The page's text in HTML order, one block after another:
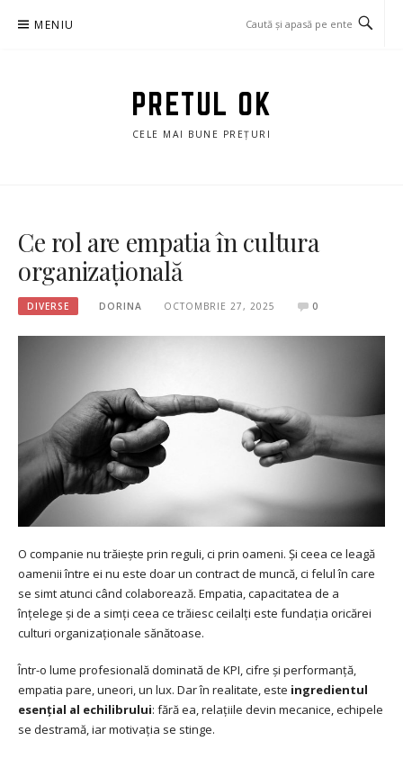
MENIU
PRETUL OK
CELE MAI BUNE PREȚURI
Ce rol are empatia în cultura
organizațională
DIVERSE DORINA OCTOMBRIE 27, 2025 0
O companie nu trăiește prin reguli, ci prin oameni. Și ceea ce leagă
oamenii între ei nu este doar un contract de muncă, ci felul în care
se simt atunci când colaborează. Empatia, capacitatea de a
înțelege și de a simți ceea ce trăiesc ceilalți este fundația oricărei
culturi organizaționale sănătoase.
Într-o lume profesională dominată de KPI, cifre și performanță,
empatia pare, uneori, un lux. Dar în realitate, este ingredientul
esențial al echilibrului: fără ea, relațiile devin mecanice, echipele
se destramă, iar motivația se stinge.